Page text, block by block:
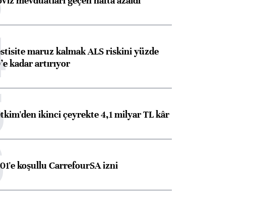
maruz kalmak ALS riskini yüzde
kadar artırıyor
ikinci çeyrekte 4,1 milyar TL kâr
koşullu CarrefourSA izni